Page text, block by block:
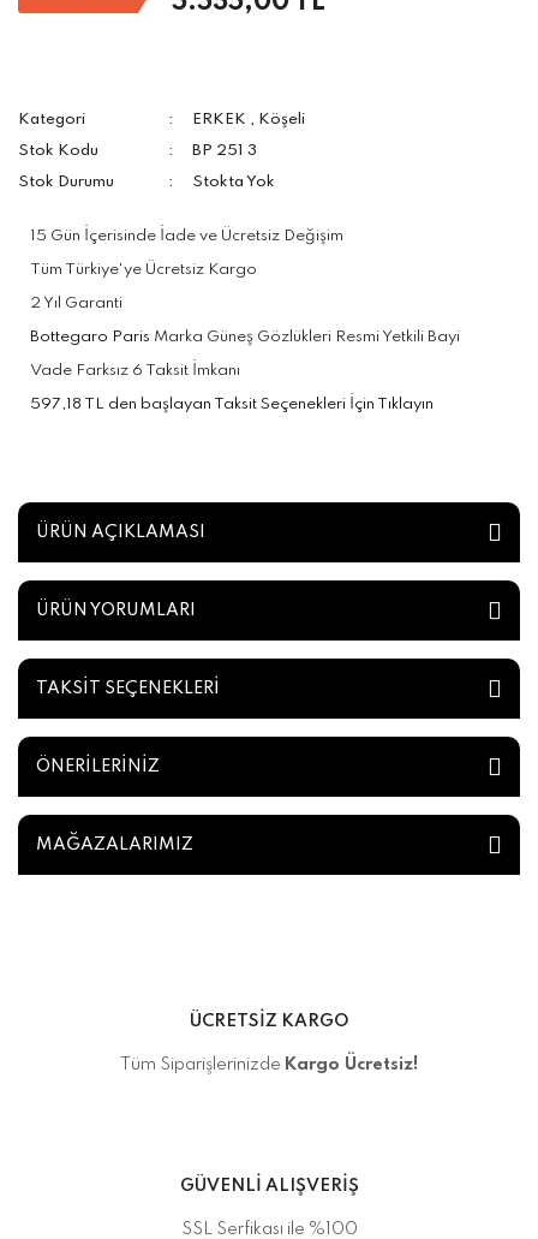
Kategori ERKEK , Köşeli
Stok Kodu
BP 251 3
Stok Durumu
Stokta Yok
15 Gün İçerisinde İade ve Ücretsiz Değişim
Tüm Türkiye'ye Ücretsiz Kargo
2 Yıl Garanti
Bottegaro Paris Marka Güneş Gözlükleri Resmi Yetkili Bayi
Vade Farksız 6 Taksit İmkanı
597,18 TL den başlayan Taksit Seçenekleri İçin Tıklayın
ÜRÜN AÇIKLAMASI
ÜRÜN YORUMLARI
TAKSİT SEÇENEKLERİ
ÖNERİLERİNİZ
MAĞAZALARIMIZ
ÜCRETSİZ KARGO
Tüm Siparişlerinizde Kargo Ücretsiz!
GÜVENLİ ALIŞVERİŞ
SSL Serfikası ile %100